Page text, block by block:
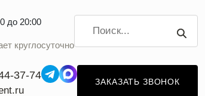
до 20:00
круглосуточно
37-74
ЗАКАЗАТЬ ЗВОНОК